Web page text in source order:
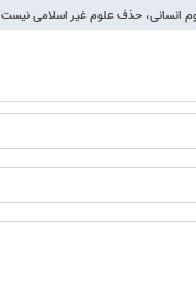
انسانی، حذف علوم غیر اسلامی نیست